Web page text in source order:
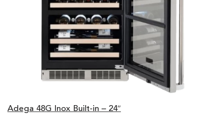
Adega 48G Inox Built-in – 24″